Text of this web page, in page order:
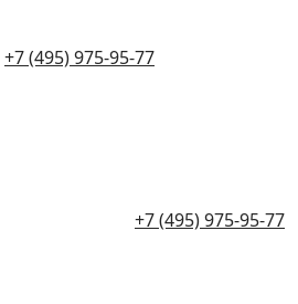
+7 (495) 975-95-77
+7 (495) 975-95-77